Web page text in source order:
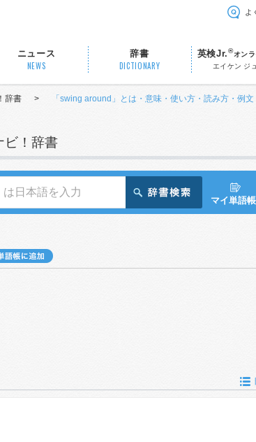
よ
ニュース
NEWS
辞書
DICTIONARY
英検Jr.®オン
エイケン ジ
辞書 > 「swing around」とは・意味・使い方・読み方・例
ビ！辞書
マイ単語帳